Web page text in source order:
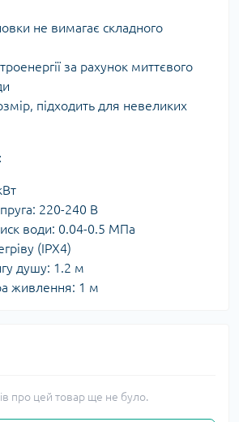
не вимагає складного
за рахунок миттєвого
підходить для невеликих
220-240 В
води: 0.04-0.5 МПа
(IPX4)
душу: 1.2 м
живлення: 1 м
про цей товар ще не було.